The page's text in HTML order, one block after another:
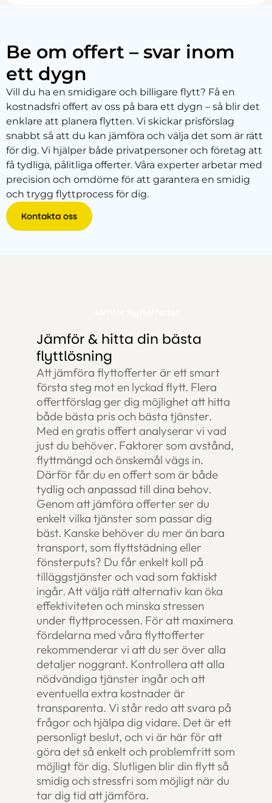
Be om offert – svar inom
ett dygn
Vill du ha en smidigare och billigare flytt? Få en
kostnadsfri offert av oss på bara ett dygn – så blir det
enklare att planera flytten. Vi skickar prisförslag
snabbt så att du kan jämföra och välja det som är rätt
för dig. Vi hjälper både privatpersoner och företag att
få tydliga, pålitliga offerter. Våra experter arbetar med
precision och omdöme för att garantera en smidig
och trygg flyttprocess för dig.
Kontakta oss
Jämför & hitta din bästa
flyttlösning
Att jämföra flyttofferter är ett smart
första steg mot en lyckad flytt. Flera
offertförslag ger dig möjlighet att hitta
både bästa pris och bästa tjänster.
Med en gratis offert analyserar vi vad
just du behöver. Faktorer som avstånd,
flyttmängd och önskemål vägs in.
Därför får du en offert som är både
tydlig och anpassad till dina behov.
Genom att jämföra offerter ser du
enkelt vilka tjänster som passar dig
bäst. Kanske behöver du mer än bara
transport, som flyttstädning eller
fönsterputs? Du får enkelt koll på
tilläggstjänster och vad som faktiskt
ingår. Att välja rätt alternativ kan öka
effektiviteten och minska stressen
under flyttprocessen. För att maximera
fördelarna med våra flyttofferter
rekommenderar vi att du ser över alla
detaljer noggrant. Kontrollera att alla
nödvändiga tjänster ingår och att
eventuella extra kostnader är
transparenta. Vi står redo att svara på
frågor och hjälpa dig vidare. Det är ett
personligt beslut, och vi är här för att
göra det så enkelt och problemfritt som
möjligt för dig. Slutligen blir din flytt så
smidig och stressfri som möjligt när du
tar dig tid att jämföra.